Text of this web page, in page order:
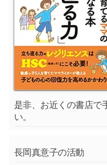
是非、お近くの書店で
い。
長岡真意子の活動